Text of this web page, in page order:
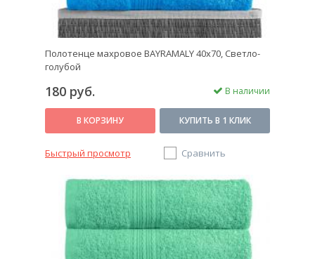
Полотенце махровое BAYRAMALY 40х70, Светло-
голубой
180 руб. В наличии
В КОРЗИНУ КУПИТЬ В 1 КЛИК
Быстрый просмотр Сравнить